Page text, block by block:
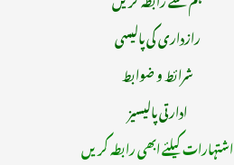
رازداری کی پالیسی
شرائط و ضوابط
ادارتی پالیسیز
اشتہارات کیلئے ابھی رابطہ کریں